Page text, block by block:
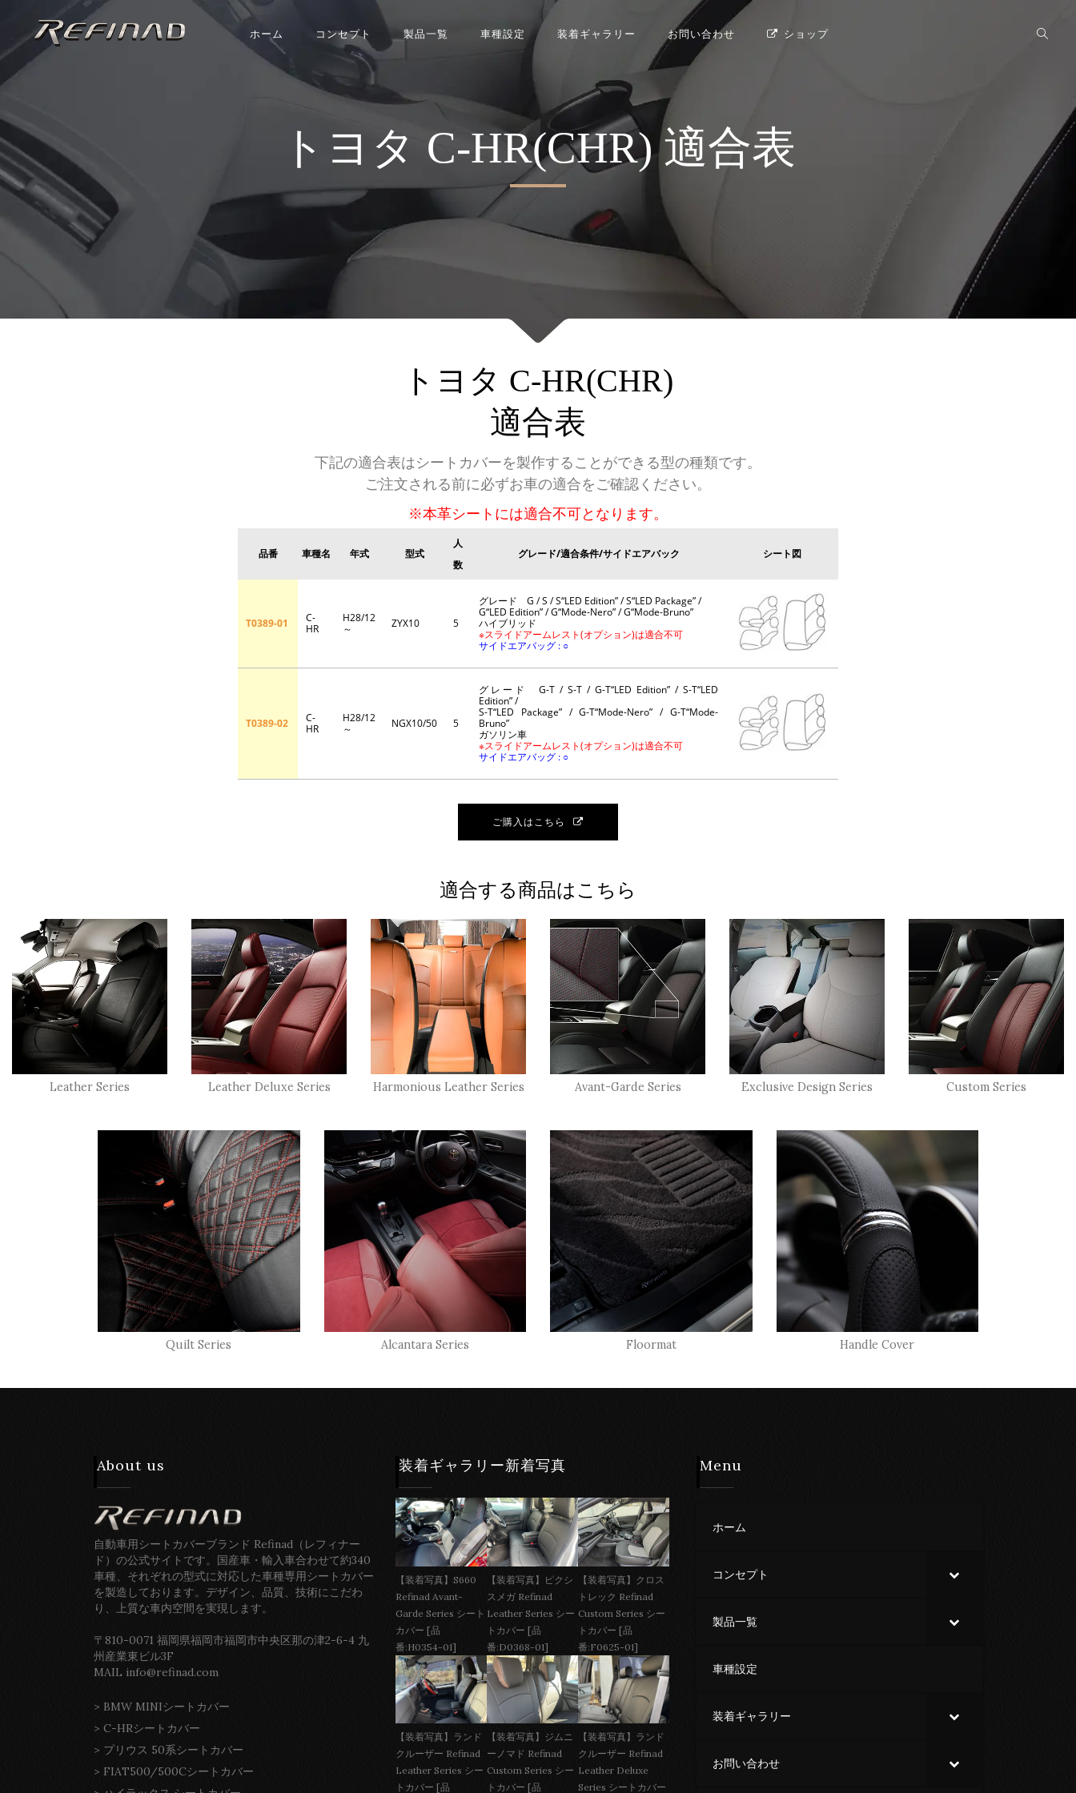
ホーム コンセプト 製品一覧 車種設定 装着ギャラリー お問い合わせ ショップ
トヨタ C-HR(CHR)適合表
トヨタ C-HR(CHR)
適合表
下記の適合表はシートカバーを製作することができる型の種類です。
ご注文される前に必ずお車の適合をご確認ください。
※本革シートには適合不可となります。
品番 車種名 年式 型式
人
数
グレード/適合条件/サイドエアバック シート図
T0389-01
C-
HR
H28/12
～
ZYX10 5
グレード G / S / S“LED Edition” / S“LED Package” /
G“LED Edition” / G“Mode-Nero” / G“Mode-Bruno”
ハイブリッド
※スライドアームレスト(オプション)は適合不可
サイドエアバッグ : ○
T0389-02
C-
HR
H28/12
～
NGX10/50 5
グレード G-T / S-T / G-T“LED Edition” / S-T“LED
Edition” /
S-T“LED Package” / G-T“Mode-Nero” / G-T“Mode-
Bruno”
ガソリン車
※スライドアームレスト(オプション)は適合不可
サイドエアバッグ : ○
ご購入はこちら
適合する商品はこちら
Leather Series Leather Deluxe Series Harmonious Leather Series Avant-Garde Series Exclusive Design Series Custom Series
Quilt Series Alcantara Series Floormat Handle Cover
About us
自動車用シートカバーブランド Refinad（レフィナー
ド）の公式サイトです。国産車・輸入車合わせて約340
車種、それぞれの型式に対応した車種専用シートカバー
を製造しております。デザイン、品質、技術にこだわ
り、上質な車内空間を実現します。
〒810-0071 福岡県福岡市福岡市中央区那の津2-6-4 九
州産業東ビル3F
MAIL info@refinad.com
> BMW MINIシートカバー
> C-HRシートカバー
> プリウス 50系シートカバー
> FIAT500/500Cシートカバー
装着ギャラリー新着写真
【装着写真】S660
Refinad Avant-
Garde Series シート
カバー [品
番:H0354-01]
【装着写真】ピクシ
スメガ Refinad
Leather Series シー
トカバー [品
番:D0368-01]
【装着写真】クロス
トレック Refinad
Custom Series シー
トカバー [品
番:F0625-01]
【装着写真】ランド
クルーザー Refinad
Leather Series シー
トカバー [品
【装着写真】ジムニ
ーノマド Refinad
Custom Series シー
トカバー [品
【装着写真】ランド
クルーザー Refinad
Leather Deluxe
Series シートカバー
Menu
ホーム
コンセプト
製品一覧
車種設定
装着ギャラリー
お問い合わせ